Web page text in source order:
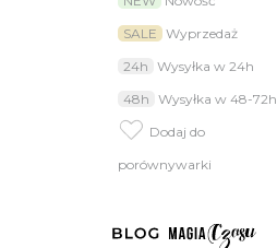
SALE Wyprzedaż
24h Wysyłka w 24h
48h Wysyłka w 48-72h
Dodaj do
porównywarki